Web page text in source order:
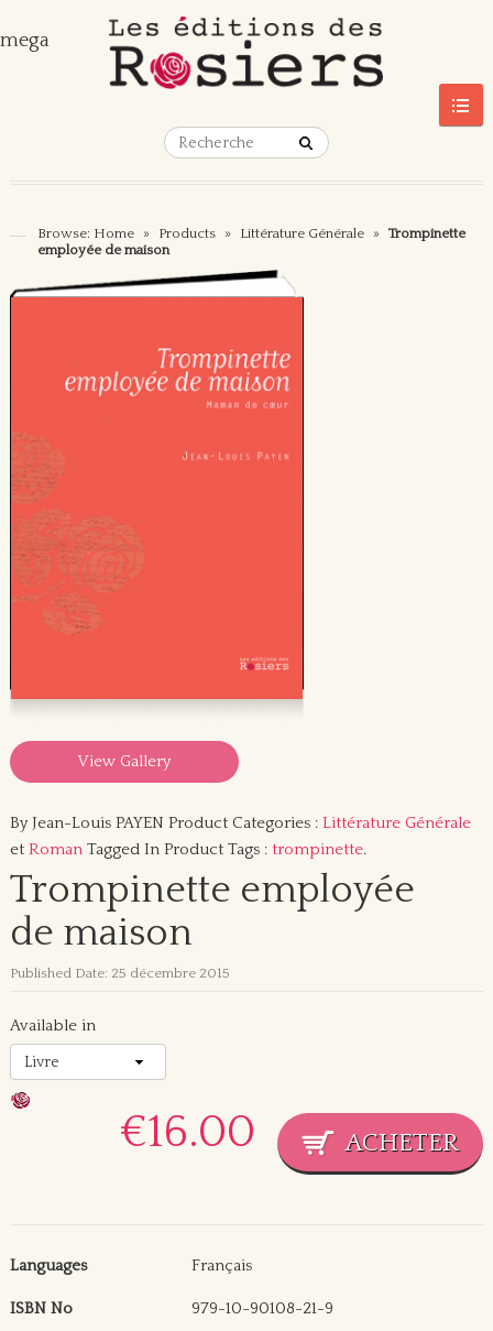
mega
Browse: Home » Products » Littérature Générale » Trompinette
employée de maison
View Gallery
By Jean-Louis PAYEN Product Categories : Littérature Générale
et RomanTagged In Product Tags : trompinette.
Trompinette employée
de maison
Published Date: 25 décembre 2015
Available in
€16.00
Languages Français
ISBN No 979-10-90108-21-9